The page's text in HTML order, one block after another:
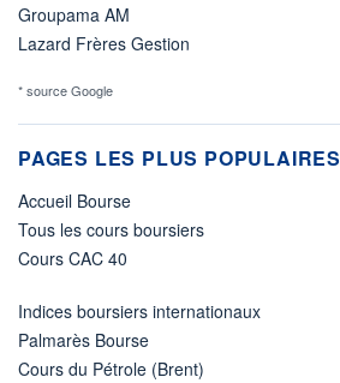
Groupama AM
Lazard Frères Gestion
* source Google
PAGES LES PLUS POPULAIRES
Accueil Bourse
Tous les cours boursiers
Cours CAC 40
Indices boursiers internationaux
Palmarès Bourse
Cours du Pétrole (Brent)